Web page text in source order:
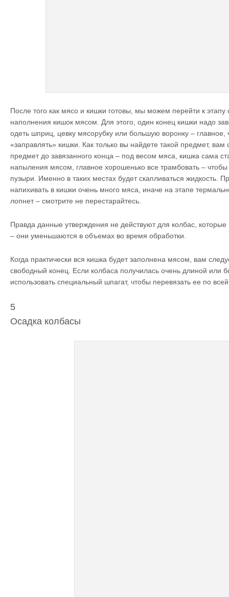
После того как мясо и кишки готовы, мы можем перейти к этапу
наполнения кишок мясом. Для этого, один конец кишки надо
одеть шприц, цевку мясорубку или большую воронку – главное,
«заправлять» кишки. Как только вы найдете такой предмет, вам
предмет до завязанного конца – под весом мяса, кишка сама
напыления мясом, главное хорошенько все трамбовать –
пузыри. Именно в таких местах будет скапливаться жидкость.
напихивать в кишки очень много мяса, иначе на этапе
лопнет – смотрите не перестарайтесь.
Правда данные утверждения не действуют для колбас, которые
– они уменьшаются в объемах во время обработки.
Когда практически вся кишка будет заполнена мясом, вам
свободный конец. Если колбаса получилась очень длиной или
использовать специальный шпагат, чтобы перевязать ее по
5
Осадка колбасы